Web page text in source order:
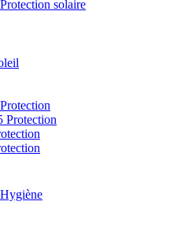
Protection solaire
Protection
Hygiène